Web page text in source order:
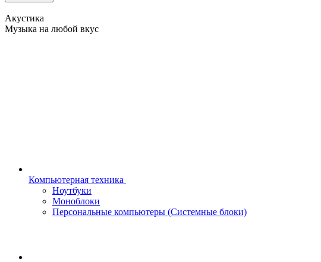
Акустика
Музыка на любой вкус
Компьютерная техника
Ноутбуки
Моноблоки
Персональные компьютеры (Системные блоки)